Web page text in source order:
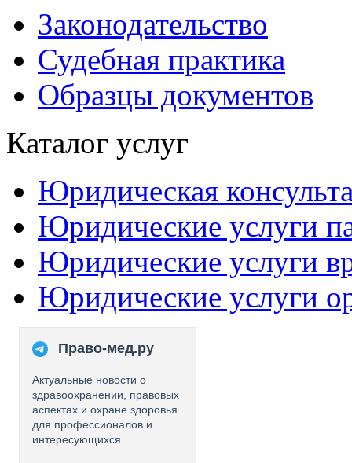
Законодательство
Судебная практика
Образцы документов
Каталог услуг
Юридическая
Юридические услуги
Юридические услуги
Юридические услуги
Право-мед.ру
Актуальные новости о
здравоохранении, правовых
аспектах и охране здоровья
для профессионалов и
интересующихся